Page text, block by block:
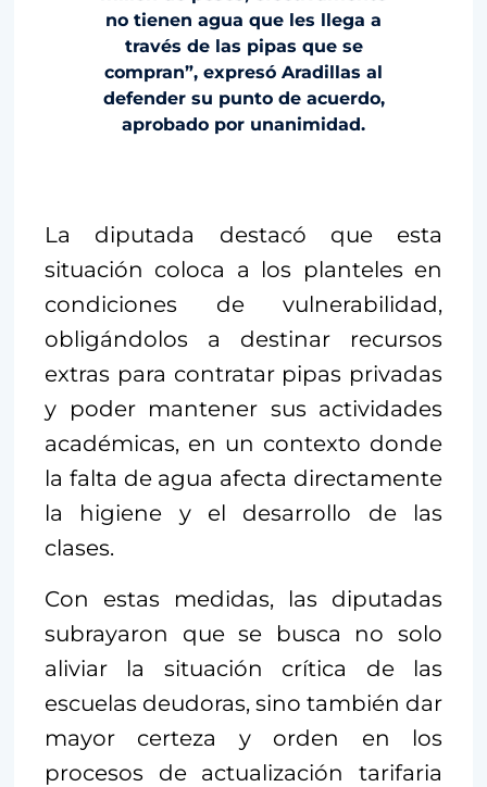
no tienen agua que les llega a
través de las pipas que se
compran”, expresó Aradillas al
defender su punto de acuerdo,
aprobado por unanimidad.
La diputada destacó que esta
situación coloca a los planteles en
condiciones de vulnerabilidad,
obligándolos a destinar recursos
extras para contratar pipas privadas
y poder mantener sus actividades
académicas, en un contexto donde
la falta de agua afecta directamente
la higiene y el desarrollo de las
clases.
Con estas medidas, las diputadas
subrayaron que se busca no solo
aliviar la situación crítica de las
escuelas deudoras, sino también dar
mayor certeza y orden en los
procesos de actualización tarifaria